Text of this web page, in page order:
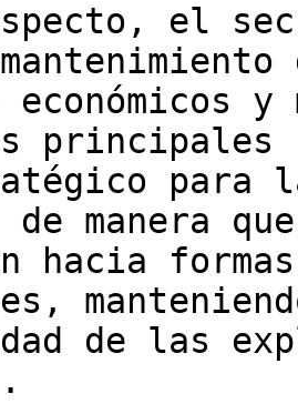
el
y
para
de manera
hacia
de las